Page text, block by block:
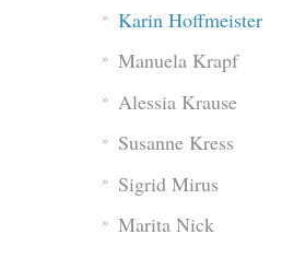
Karin Hoffmeister
Manuela Krapf
Alessia Krause
Susanne Kress
Sigrid Mirus
Marita Nick